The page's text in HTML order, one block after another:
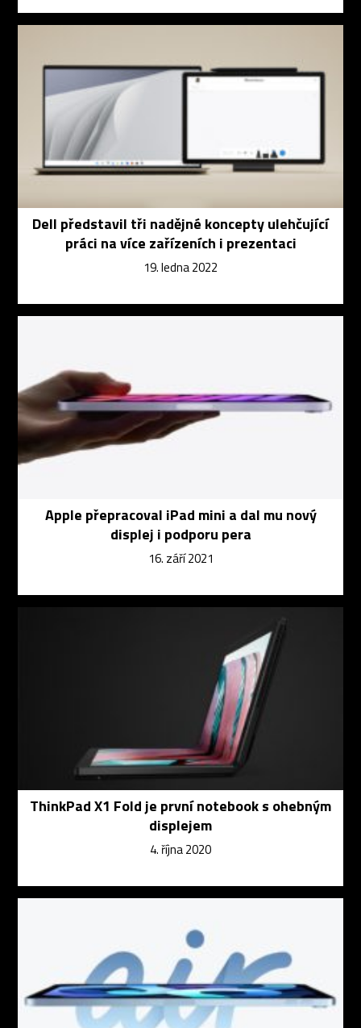
Dell představil tři nadějné koncepty ulehčující
práci na více zařízeních i prezentaci
19. ledna 2022
Apple přepracoval iPad mini a dal mu nový
displej i podporu pera
16. září 2021
ThinkPad X1 Fold je první notebook s ohebným
displejem
4. října 2020